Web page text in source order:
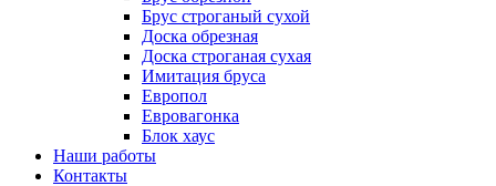
Брус строганый сухой
Доска обрезная
Доска строганая сухая
Имитация бруса
Европол
Евровагонка
Блок хаус
Наши работы
Контакты